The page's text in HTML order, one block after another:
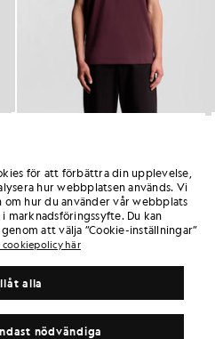
för att förbättra din upplevelse,
hur webbplatsen används. Vi
om hur du använder vår webbplats
marknadsföringssyfte. Du kan
att välja ”Cookie-inställningar”
cookiepolicy här
nödvändiga
alla